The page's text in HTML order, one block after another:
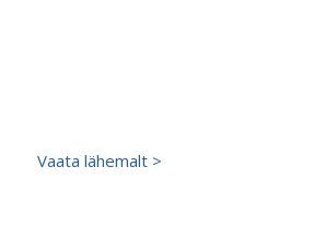
Vaata lähemalt >